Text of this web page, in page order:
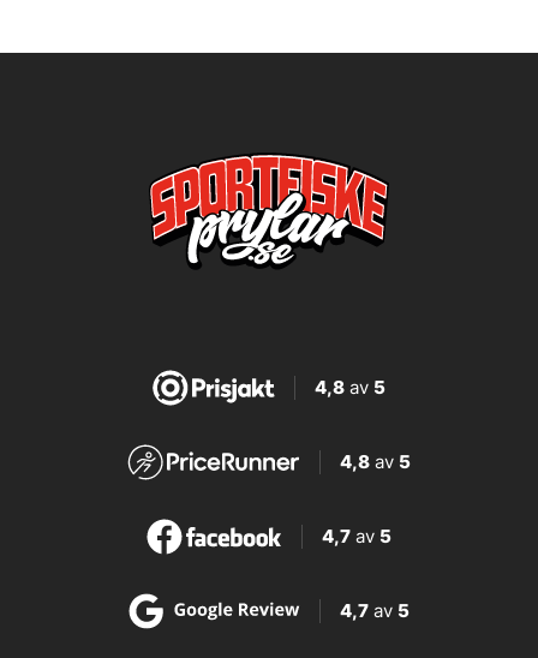
4,8av 5
4,8 av 5
4,7 av 5
4,7 av 5